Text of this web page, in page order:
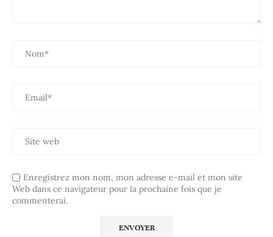
Enregistrez mon nom, mon adresse e-mail et mon site
Web dans ce navigateur pour la prochaine fois que je
commenterai.